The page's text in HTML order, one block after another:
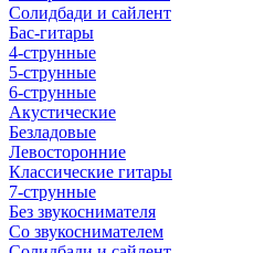
Солидбади и сайлент
Бас-гитары
4-струнные
5-струнные
6-струнные
Акустические
Безладовые
Левосторонние
Классические гитары
7-струнные
Без звукоснимателя
Со звукоснимателем